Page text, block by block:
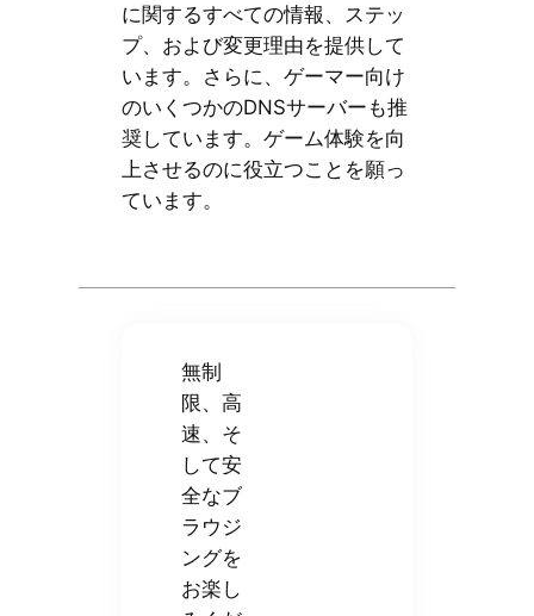
に関するすべての情報、ステッ
プ、および変更理由を提供して
います。さらに、ゲーマー向け
のいくつかのDNSサーバーも推
奨しています。ゲーム体験を向
上させるのに役立つことを願っ
ています。
無制
限、高
速、そ
して安
全なブ
ラウジ
ングを
お楽し